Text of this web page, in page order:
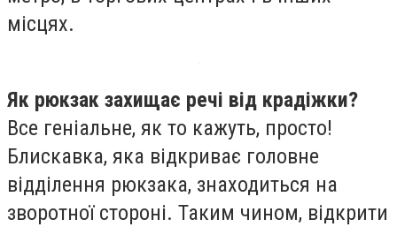
місцях.
Як рюкзак захищає речі від крадіжки?
Все геніальне, як то кажуть, просто!
Блискавка, яка відкриває головне
відділення рюкзака, знаходиться на
зворотної стороні. Таким чином, відкрити